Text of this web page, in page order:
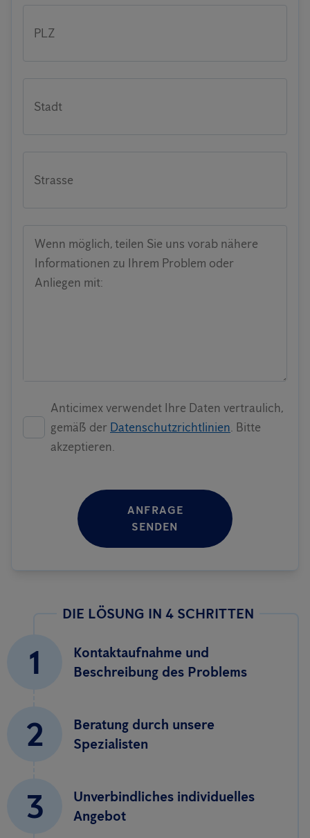
PLZ
Stadt
Strasse
Wenn möglich, teilen Sie uns vorab nähere
Informationen zu Ihrem Problem oder
Anliegen mit:
Anticimex verwendet Ihre Daten vertraulich,
gemäß der Datenschutzrichtlinien. Bitte
akzeptieren.
ANFRAGE
SENDEN
DIE LÖSUNG IN 4 SCHRITTEN
1
Kontaktaufnahme und
Beschreibung des Problems
2
Beratung durch unsere
Spezialisten
3
Unverbindliches individuelles
Angebot